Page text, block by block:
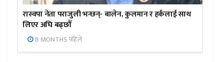
रास्वपा नेता पराजुली भन्छन्- बालेन, कुलमान र हर्कलाई साथ
लिएर अघि बढ्छौँ
8 MONTHS पहिले